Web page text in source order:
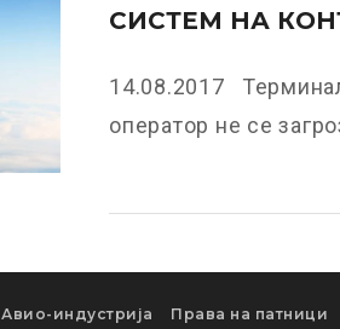
СИСТЕМ НА
14.08.2017
оператор не се
Авио-индустрија Права на патници